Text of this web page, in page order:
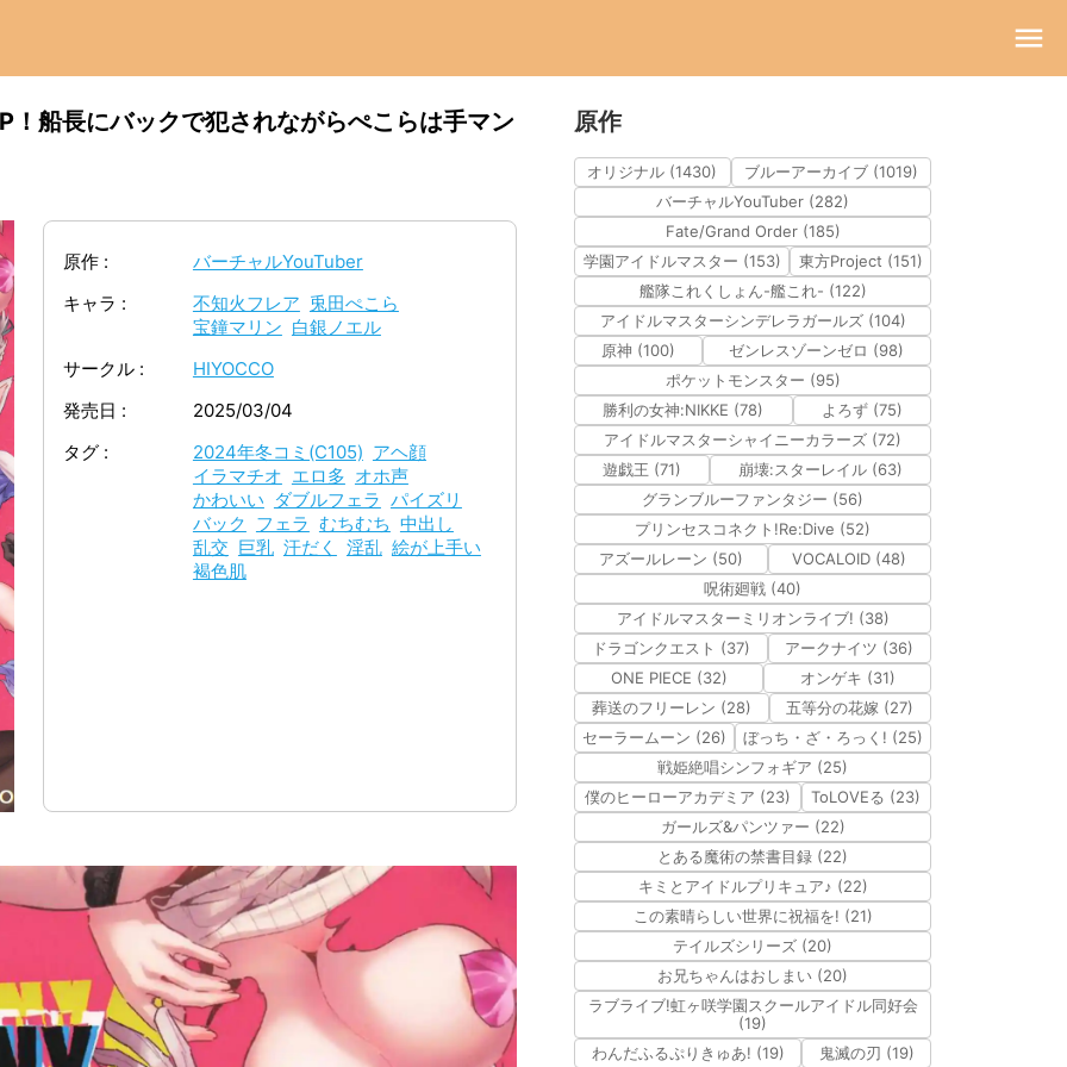
船長にバックで犯されながらぺこらは手マン
原作
バーチャルYouTuber
キャラ
不知火フレア 兎田ぺこら
宝鐘マリン 白銀ノエル
サークル
HIYOCCO
発売日
2025/03/04
タグ
2024年冬コミ(C105) アヘ顔
イラマチオ エロ多 オホ声
かわいい ダブルフェラ パイズリ
バック フェラ むちむち 中出し
乱交 巨乳 汗だく 淫乱 絵が上手い
褐色肌
原作
オリジナル (1430)
ブルーアーカイブ (1019)
バーチャルYouTuber (282)
Fate/Grand Order (185)
学園アイドルマスター (153)
東方Project (151)
艦隊これくしょん-艦これ- (122)
アイドルマスターシンデレラガールズ (104)
原神 (100)
ゼンレスゾーンゼロ (98)
ポケットモンスター (95)
勝利の女神:NIKKE (78)
よろず (75)
アイドルマスターシャイニーカラーズ (72)
遊戯王 (71)
崩壊:スターレイル (63)
グランブルーファンタジー (56)
プリンセスコネクト!Re:Dive (52)
アズールレーン (50)
VOCALOID (48)
呪術廻戦 (40)
アイドルマスターミリオンライブ! (38)
ドラゴンクエスト (37)
アークナイツ (36)
ONE PIECE (32)
オンゲキ (31)
葬送のフリーレン (28)
五等分の花嫁 (27)
セーラームーン (26)
ぼっち・ざ・ろっく! (25)
戦姫絶唱シンフォギア (25)
僕のヒーローアカデミア (23)
ToLOVEる (23)
ガールズ&パンツァー (22)
とある魔術の禁書目録 (22)
キミとアイドルプリキュア♪ (22)
この素晴らしい世界に祝福を! (21)
テイルズシリーズ (20)
お兄ちゃんはおしまい (20)
ラブライブ!虹ヶ咲学園スクールアイドル同好会
(19)
わんだふるぷりきゅあ! (19)
鬼滅の刃 (19)